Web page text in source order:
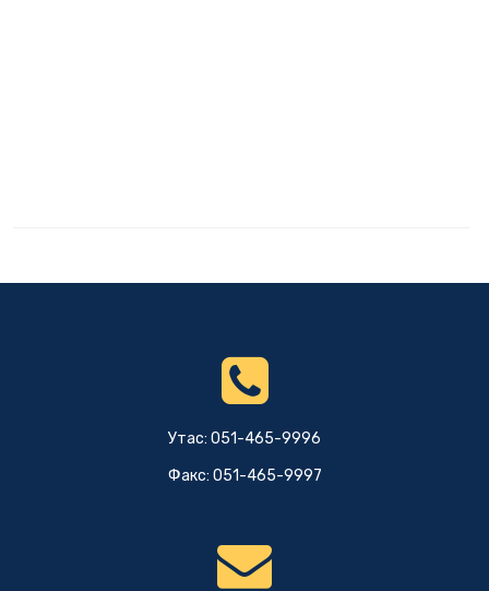
Утас: 051-465-9996
Факс: 051-465-9997